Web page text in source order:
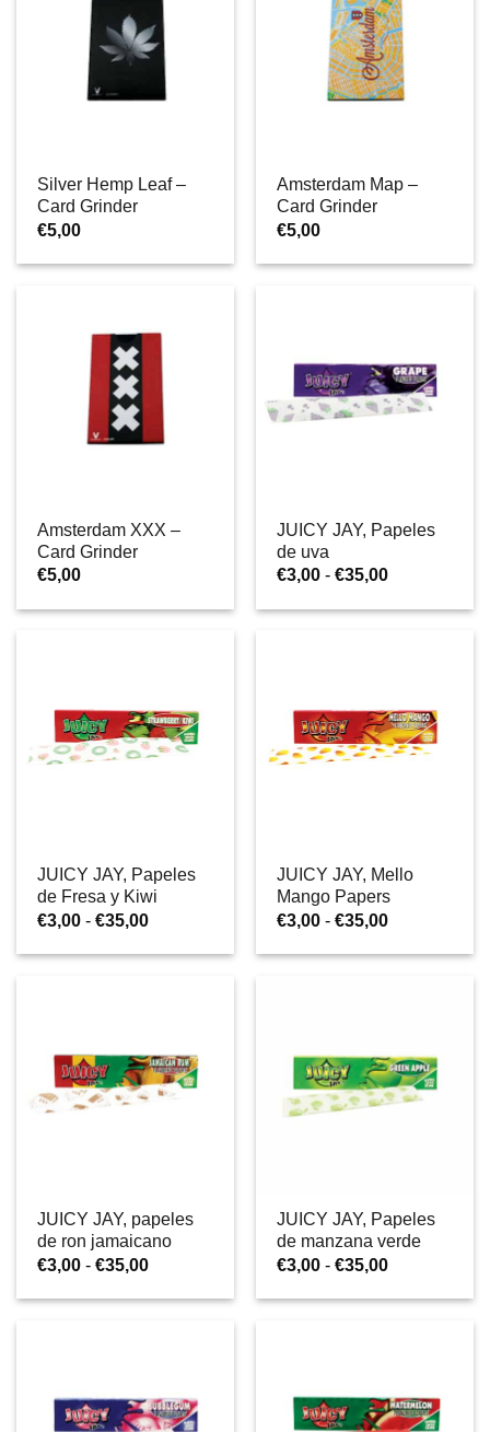
Silver Hemp Leaf –
Card Grinder
€5,00
Amsterdam Map –
Card Grinder
€5,00
Amsterdam XXX –
Card Grinder
€5,00
JUICY JAY, Papeles
de uva
€3,00 - €35,00Rango
precios:
JUICY JAY, Papeles
de Fresa y Kiwi
€3,00 - €35,00Rango
precios:
JUICY JAY, Mello
Mango Papers
€3,00 - €35,00Rango
precios:
JUICY JAY, papeles
de ron jamaicano
€3,00 - €35,00Rango
precios:
JUICY JAY, Papeles
de manzana verde
€3,00 - €35,00Rango
precios: